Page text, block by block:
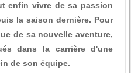
enfin vivre de sa passion
la saison dernière. Pour
de sa nouvelle aventure,
dans la carrière d'une
de son équipe.